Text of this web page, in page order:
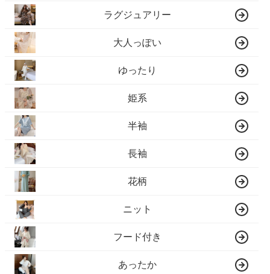
ラグジュアリー
大人っぽい
ゆったり
姫系
半袖
長袖
花柄
ニット
フード付き
あったか